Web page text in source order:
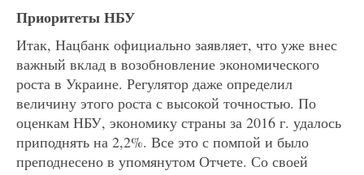
Приоритеты НБУ
Итак, Нацбанк официально заявляет, что уже внес
важный вклад в возобновление экономического
роста в Украине. Регулятор даже определил
величину этого роста с высокой точностью. По
оценкам НБУ, экономику страны за 2016 г. удалось
приподнять на 2,2%. Все это с помпой и было
преподнесено в упомянутом Отчете. Со своей